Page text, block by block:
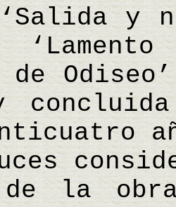
y
de
la